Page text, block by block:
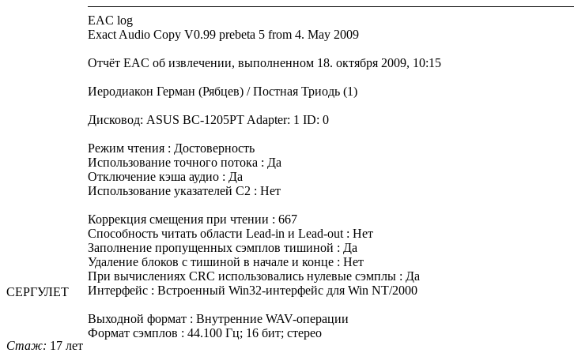
СЕРГУЛЕТ
Стаж: 17 лет
EAC log
Exact Audio Copy V0.99 prebeta 5 from 4. May 2009
Отчёт EAC об извлечении, выполненном 18. октября 2009, 10:15
Иеродиакон Герман (Рябцев) / Постная Триодь (1)
Дисковод: ASUS BC-1205PT Adapter: 1 ID: 0
Режим чтения : Достоверность
Использование точного потока : Да
Отключение кэша аудио : Да
Использование указателей C2 : Нет
Коррекция смещения при чтении : 667
Способность читать области Lead-in и Lead-out : Нет
Заполнение пропущенных сэмплов тишиной : Да
Удаление блоков с тишиной в начале и конце : Нет
При вычислениях CRC использовались нулевые сэмплы : Да
Интерфейс : Встроенный Win32-интерфейс для Win NT/2000
Выходной формат : Внутренние WAV-операции
Формат сэмплов : 44.100 Гц; 16 бит; стерео